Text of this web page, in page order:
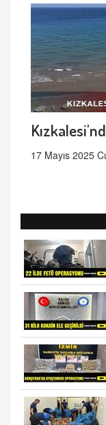
17 Mayıs 2025